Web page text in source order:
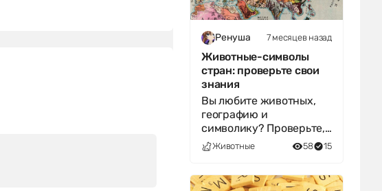
Ренуша 7 месяцев назад
Животные-символы
стран: проверьте свои
знания
Вы любите животных,
географию и
символику? Проверьте,
насколько хорошо вы
символами
Животные 58 15